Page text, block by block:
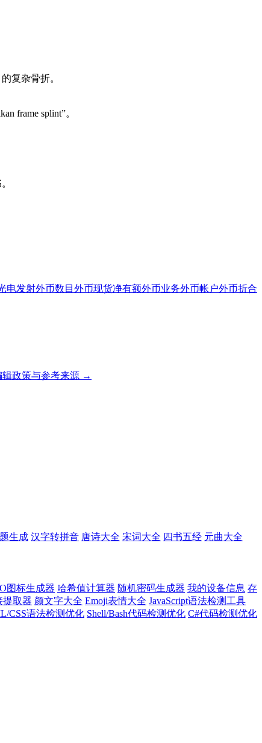
复杂骨折。
frame splint”。
电发射外币数目 外币现货净有额外币业务外币帐户外币折合
辑政策与参考来源 →
生成 汉字转拼音 唐诗大全 宋词大全 四书五经 元曲大全
图标生成器 哈希值计算器 随机密码生成器 我的设备信息 存
提取器 颜文字大全 Emoji表情大全 JavaScript语法检测工具
CSS语法检测优化 Shell/Bash代码检测优化 C#代码检测优化